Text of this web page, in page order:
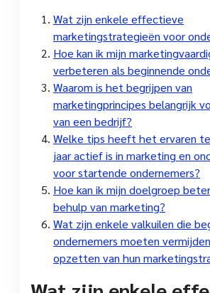
Wat zijn enkele effectieve
marketingstrategieën voor
Hoe kan ik mijn
verbeteren als beginnende
Waarom is het begrijpen van
marketingprincipes belangrijk
van een bedrijf?
Welke tips heeft het ervaren
jaar actief is in marketing en
voor startende ondernemers?
Hoe kan ik mijn doelgroep
behulp van marketing?
Wat zijn enkele valkuilen die
ondernemers moeten
opzetten van hun